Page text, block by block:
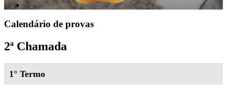
Calendário de provas
2ª Chamada
1° Termo